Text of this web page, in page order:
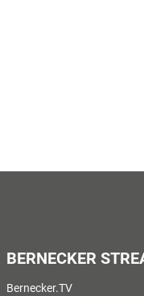
BERNECKER
Bernecker.TV